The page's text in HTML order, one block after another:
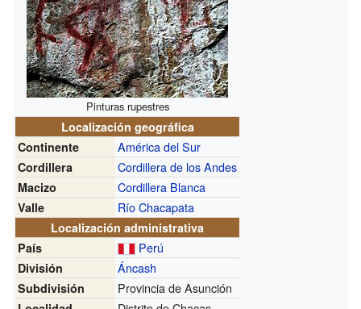
Pinturas rupestres
Localización geográfica
Continente
América del Sur
Cordillera Cordillera de los Andes
Macizo Cordillera Blanca
Valle Río Chacapata
Localización administrativa
País
Perú
División Áncash
Subdivisión Provincia de Asunción